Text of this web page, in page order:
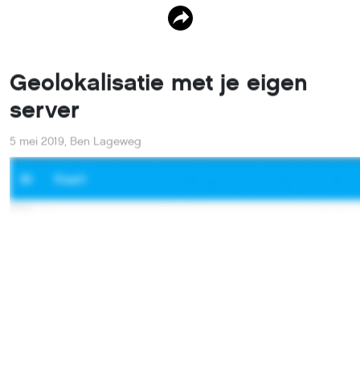
server
5 mei 2019,Ben Lageweg